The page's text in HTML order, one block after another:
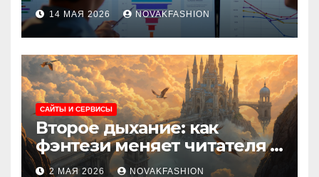
при атрибуции
множественных точек
касания
14 МАЯ 2026 NOVAKFASHION
САЙТЫ И СЕРВИСЫ
Второе дыхание: как
фэнтези меняет читателя и
культуру
2 МАЯ 2026 NOVAKFASHION